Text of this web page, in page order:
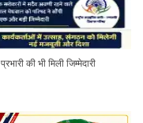
की भी मिली जिम्मेदारी